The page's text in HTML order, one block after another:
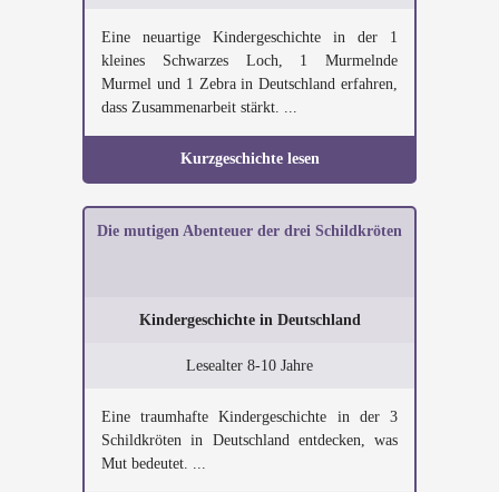
Eine neuartige Kindergeschichte in der 1
kleines Schwarzes Loch, 1 Murmelnde
Murmel und 1 Zebra in Deutschland erfahren,
dass Zusammenarbeit stärkt. ...
Kurzgeschichte lesen
Die mutigen Abenteuer der drei Schildkröten
Kindergeschichte in Deutschland
Lesealter 8-10 Jahre
Eine traumhafte Kindergeschichte in der 3
Schildkröten in Deutschland entdecken, was
Mut bedeutet. ...